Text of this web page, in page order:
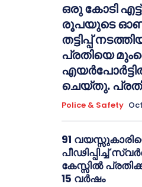
ഒരു കോടി
രൂപയുടെ
തട്ടിപ്പ്
പ്രതിയെ
ചെയ്തു. പ്രതി
Police & Safety
91
പീഢിപ്പിച്ച്
കേസ്സിൽ
15 വർഷം